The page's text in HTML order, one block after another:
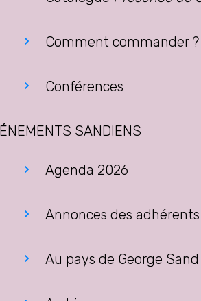
Comment commander ?
Conférences
SANDIENS
Agenda 2026
Annonces des
Au pays de George Sand